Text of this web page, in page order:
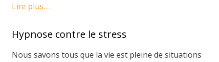
Lire plus…
Hypnose contre le stress
Nous savons tous que la vie est pleine de situations